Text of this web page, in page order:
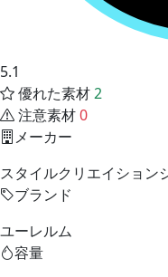
5.1
優れた素材2
注意素材0
メーカー
スタイルクリエイション
ブランド
ユーレルム
容量